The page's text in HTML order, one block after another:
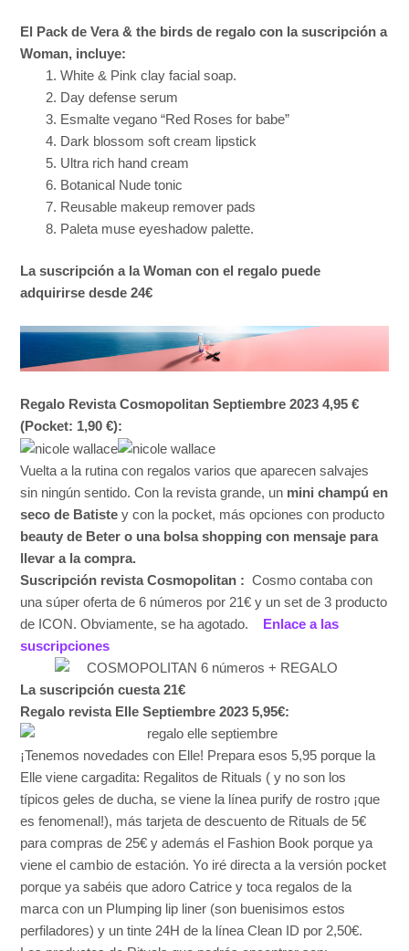
El Pack de Vera & the birds de regalo con la suscripción a
Woman, incluye:
White & Pink clay facial soap.
Day defense serum
Esmalte vegano “Red Roses for babe”
Dark blossom soft cream lipstick
Ultra rich hand cream
Botanical Nude tonic
Reusable makeup remover pads
Paleta muse eyeshadow palette.
La suscripción a la Woman con el regalo puede
adquirirse desde 24€
Regalo Revista Cosmopolitan Septiembre 2023 4,95 €
(Pocket: 1,90 €):
Vuelta a la rutina con regalos varios que aparecen salvajes
sin ningún sentido. Con la revista grande, un mini champú en
seco de Batiste y con la pocket, más opciones con producto
beauty de Beter o una bolsa shopping con mensaje para
llevar a la compra.
Suscripción revista Cosmopolitan : Cosmo contaba con
una súper oferta de 6 números por 21€ y un set de 3 producto
de ICON. Obviamente, se ha agotado.
Enlace a las
suscripciones
La suscripción cuesta 21€
Regalo revista Elle Septiembre 2023 5,95€:
¡Tenemos novedades con Elle! Prepara esos 5,95 porque la
Elle viene cargadita: Regalitos de Rituals ( y no son los
típicos geles de ducha, se viene la línea purify de rostro ¡que
es fenomenal!), más tarjeta de descuento de Rituals de 5€
para compras de 25€ y además el Fashion Book porque ya
viene el cambio de estación. Yo iré directa a la versión pocket
porque ya sabéis que adoro Catrice y toca regalos de la
marca con un Plumping lip liner (son buenisimos estos
perfiladores) y un tinte 24H de la línea Clean ID por 2,50€.